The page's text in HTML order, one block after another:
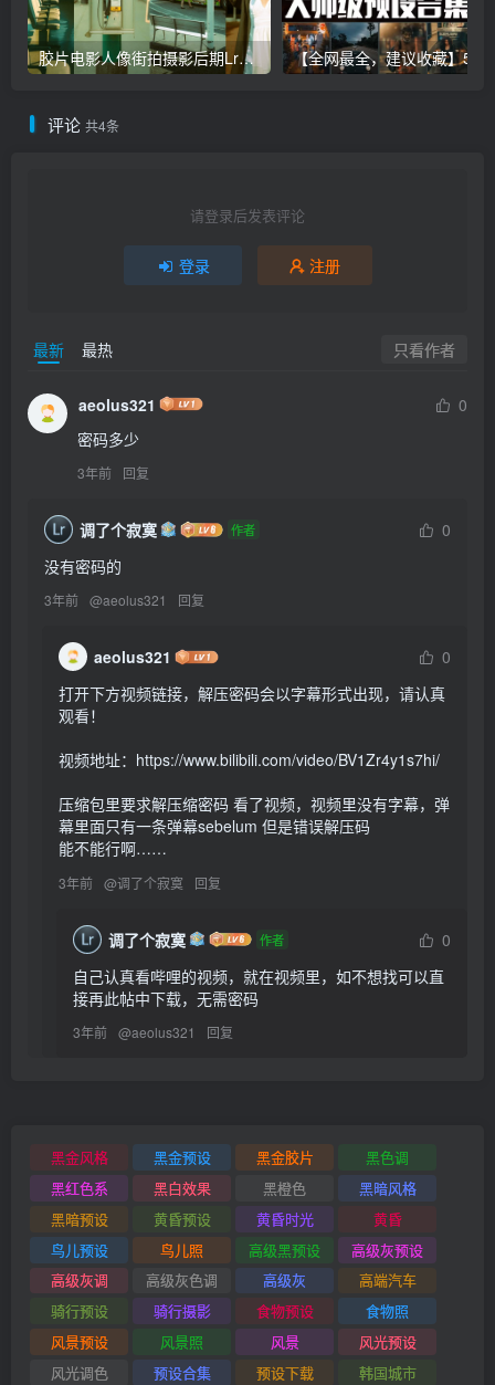
胶片电影人像街拍摄影后期Lr调色教程，手机滤镜PS+Lightroom预设下载！
评论 共4条
请登录后发表评论
登录 注册
最新 最热 只看作者
aeolus321
0
密码多少
3年前 回复
调了个寂寞 作者
0
没有密码的
3年前 @aeolus321 回复
aeolus321
0
打开下方视频链接，解压密码会以字幕形式出现，请认真
观看！
视频地址：https://www.bilibili.com/video/BV1Zr4y1s7hi/
压缩包里要求解压缩密码 看了视频，视频里没有字幕，弹
幕里面只有一条弹幕sebelum 但是错误解压码
能不能行啊……
3年前 @调了个寂寞 回复
调了个寂寞 作者
0
自己认真看哔哩的视频，就在视频里，如不想找可以直
接再此帖中下载，无需密码
3年前 @aeolus321 回复
黑金风格 黑金预设 黑金胶片
黑色调
黑红色系
黑白效果 黑橙色
黑暗风格
黑暗预设
黄昏预设 黄昏时光
黄昏
鸟儿预设
鸟儿照 高级黑预设
高级灰预设
高级灰调
高级灰色调 高级灰
高端汽车
骑行预设
骑行摄影 食物预设
食物照
风景预设
风景照 风景
风光预设
风光调色
预设合集 预设下载 韩国城市